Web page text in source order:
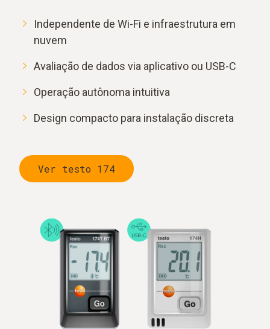
Independente de Wi-Fi e infraestrutura em
nuvem
Avaliação de dados via aplicativo ou USB-C
Operação autônoma intuitiva
Design compacto para instalação discreta
Ver testo 174